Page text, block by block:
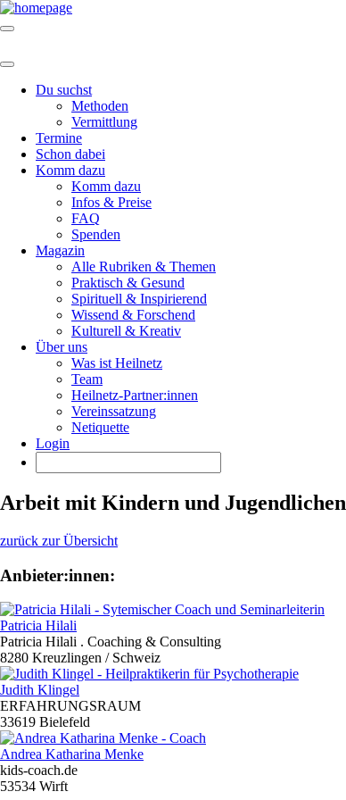
Du suchst
Methoden
Vermittlung
Termine
Schon dabei
Komm dazu
Komm dazu
Infos & Preise
FAQ
Spenden
Magazin
Alle Rubriken & Themen
Praktisch & Gesund
Spirituell & Inspirierend
Wissend & Forschend
Kulturell & Kreativ
Über uns
Was ist Heilnetz
Team
Heilnetz-Partner:innen
Vereinssatzung
Netiquette
Login
Arbeit mit Kindern und Jugendlichen
zurück zur Übersicht
Anbieter:innen:
Patricia Hilali
Patricia Hilali . Coaching & Consulting
8280 Kreuzlingen / Schweiz
Judith Klingel
ERFAHRUNGSRAUM
33619 Bielefeld
Andrea Katharina Menke
kids-coach.de
53534 Wirft